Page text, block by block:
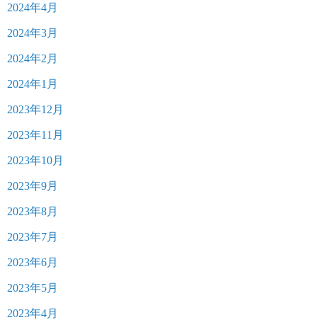
2024年4月
2024年3月
2024年2月
2024年1月
2023年12月
2023年11月
2023年10月
2023年9月
2023年8月
2023年7月
2023年6月
2023年5月
2023年4月